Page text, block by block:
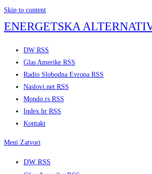
Skip to content
ENERGETSKA
DW RSS
Glas Amerike RSS
Radio Slobodna Evropa RSS
Naslovi.net RSS
Mondo.rs RSS
Index.hr RSS
Kontakt
Meni Zatvori
DW RSS